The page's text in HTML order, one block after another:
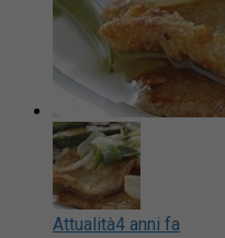
Attualità4 anni fa